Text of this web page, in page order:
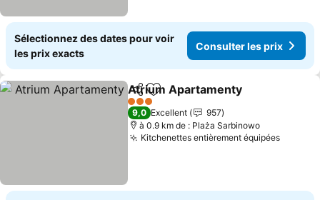
Sélectionnez des dates pour voir
les prix exacts
Consulter les prix
PartagerAjouter à mes favoris
Atrium Apartamenty
3 Étoiles
9,0 Excellent
957
à 0.9 km de : Plaża Sarbinowo
Kitchenettes entièrement équipées